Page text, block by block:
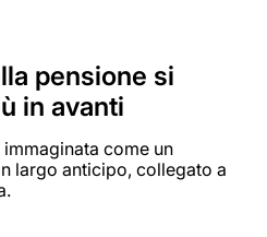
pensione si
in avanti
come un
largo anticipo, collegato a